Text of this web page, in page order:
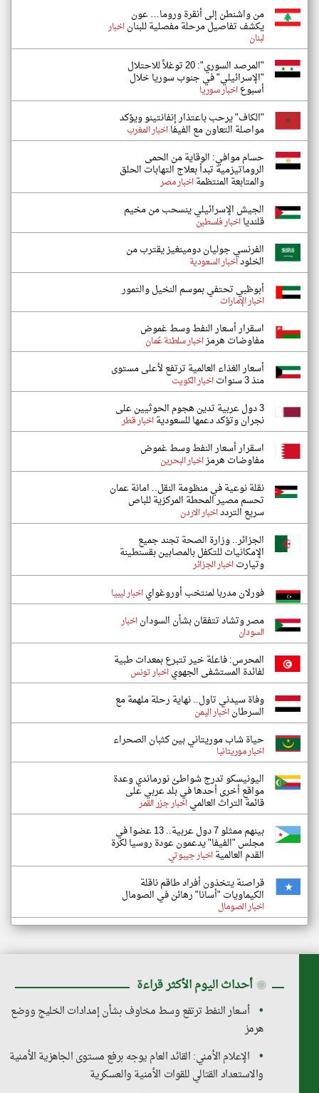
من واشنطن إلى أنقرة وروما… عون
يكشف تفاصيل مرحلة مفصلية للبناناخبار
لبنان
"المرصد السوري": 20 توغلاً للاحتلال
"الإسرائيلي" في جنوب سوريا خلال
أسبوعاخبار سوريا
"الكاف" يرحب باعتذار إنفانتينو ويؤكد
مواصلة التعاون مع الفيفااخبار المغرب
حسام موافي: الوقاية من الحمى
الروماتيزمية تبدأ بعلاج التهابات الحلق
والمتابعة المنتظمةاخبار مصر
الجيش الإسرائيلي ينسحب من مخيم
قلنديااخبار فلسطين
الفرنسي جوليان دومينغيز يقترب من
الخلوداخبار السعودية
أبوظبي تحتفي بموسم النخيل والتمور
اخبار الإمارات
اسقرار أسعار النفط وسط غموض
مفاوضات هرمزاخبار سلطنة عُمان
أسعار الغذاء العالمية ترتفع لأعلى مستوى
منذ 3 سنوات اخبار الكويت
3 دول عربية تدين هجوم الحوثيين على
نجران وتؤكد دعمها للسعوديةاخبار قطر
اسقرار أسعار النفط وسط غموض
مفاوضات هرمزاخبار البحرين
نقلة نوعية في منظومة النقل.. امانة عمان
تحسم مصير المحطة المركزية للباص
سريع التردداخبار الاردن
الجزائر.. وزارة الصحة تجند جميع
الإمكانيات للتكفل بالمصابين بقسنطينة
وتيارتاخبار الجزائر
فورلان مدربا لمنتخب أوروغواياخبار ليبيا
مصر وتشاد تتفقان بشأن السوداناخبار
السودان
المحرس: فاعلة خير تتبرع بمعدات طبية
لفائدة المستشفى الجهوياخبار تونس
وفاة سيدني تاول.. نهاية رحلة ملهمة مع
السرطاناخبار اليمن
حياة شاب موريتاني بين كثبان الصحراء
اخبار موريتانيا
اليونيسكو تدرج شواطئ نورماندي وعدة
مواقع أخرى أحدها في بلد عربي على
قائمة التراث العالمياخبار جزر القمر
بينهم ممثلو 7 دول عربية.. 13 عضوا في
مجلس "الفيفا" يدعمون عودة روسيا لكرة
القدم العالميةاخبار جيبوتي
قراصنة يتخذون أفراد طاقم ناقلة
الكيماويات "أسانا" رهائن في الصومال
اخبار الصومال
◉ أحداث اليوم الأكثر قراءة
أسعار النفط ترتفع وسط مخاوف بشأن إمدادات الخليج ووضع
هرمز
الإعلام الأمني: القائد العام يوجه برفع مستوى الجاهزية الأمنية
والاستعداد القتالي للقوات الأمنية والعسكرية